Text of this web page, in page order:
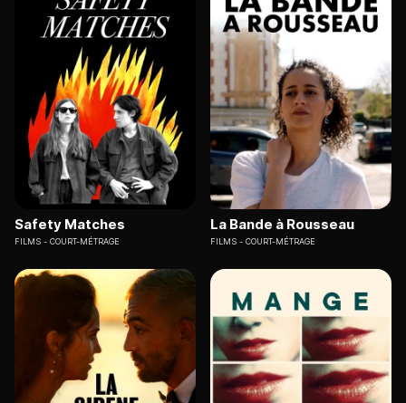
Safety Matches
FILMS COURT-MÉTRAGE
La Bande à Rousseau
FILMS COURT-MÉTRAGE